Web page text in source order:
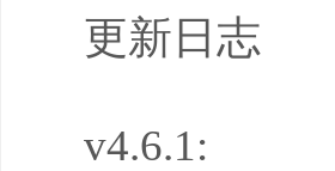
更新日志
v4.6.1: